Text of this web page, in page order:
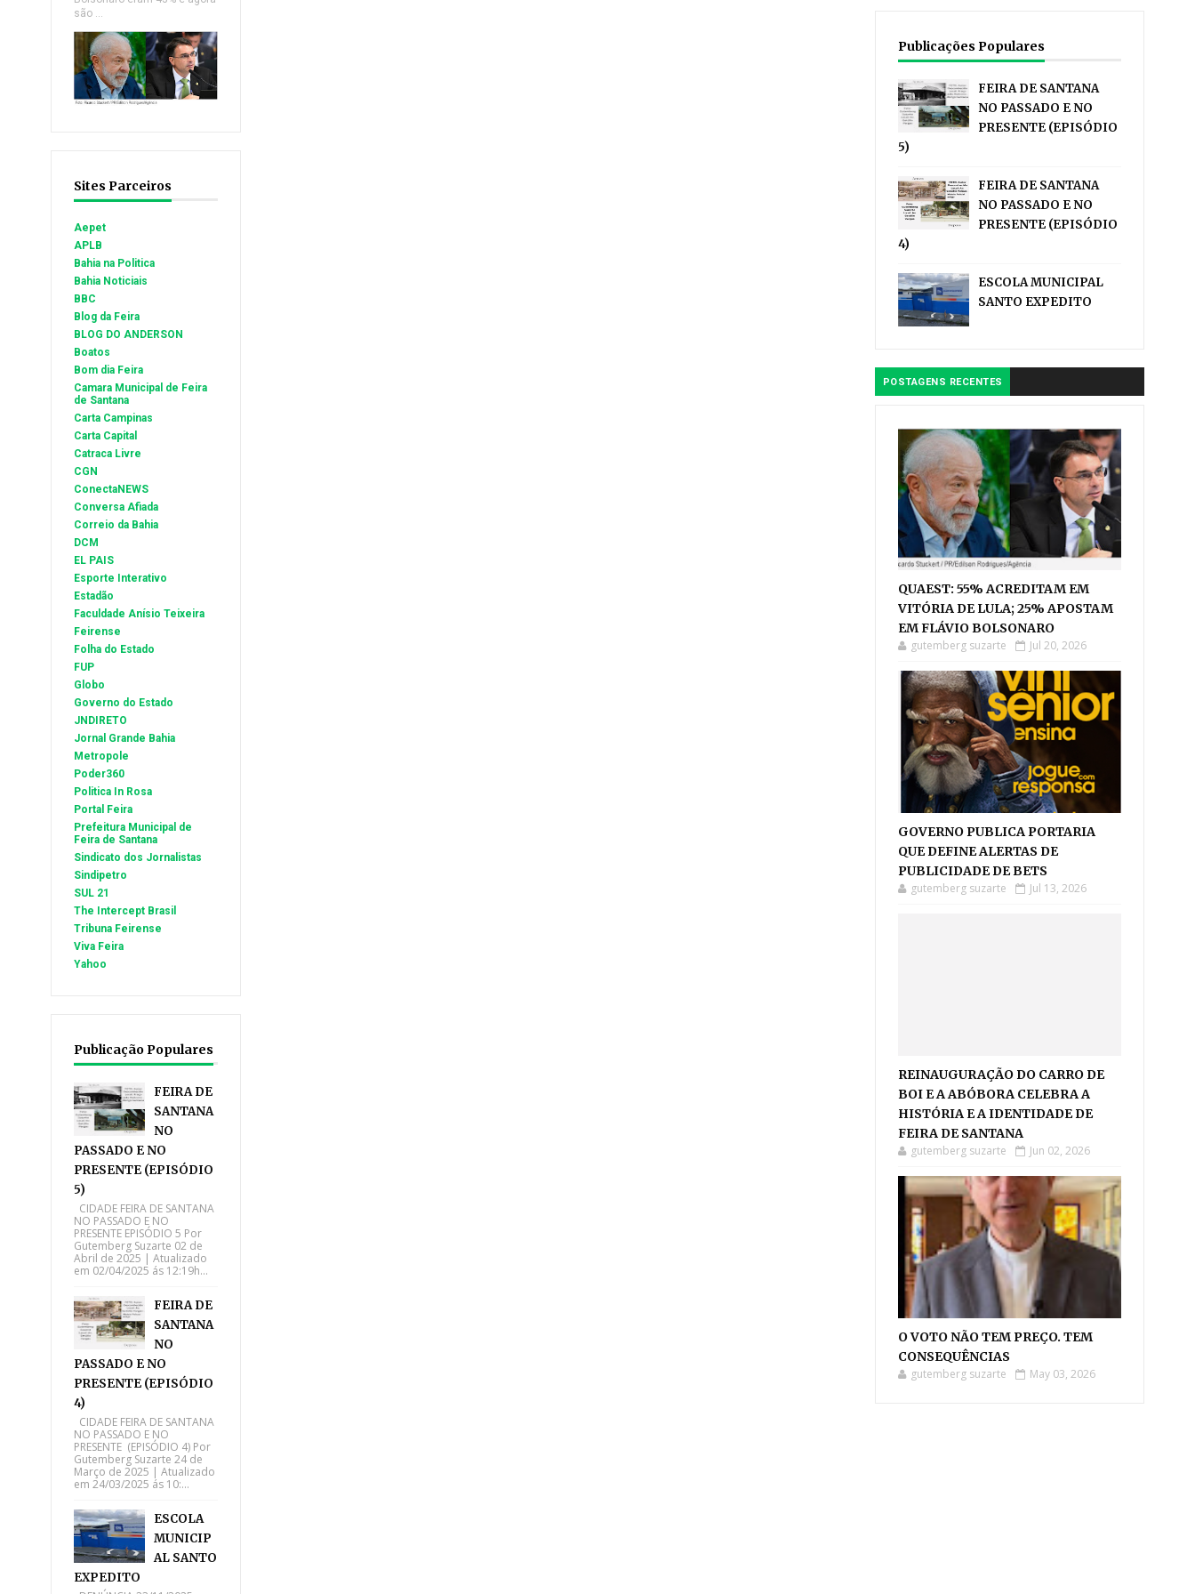
são ...
Sites Parceiros
Aepet
APLB
Bahia na Politica
Bahia Noticiais
BBC
Blog da Feira
BLOG DO ANDERSON
Boatos
Bom dia Feira
Camara Municipal de Feira
de Santana
Carta Campinas
Carta Capital
Catraca Livre
CGN
ConectaNEWS
Conversa Afiada
Correio da Bahia
DCM
EL PAIS
Esporte Interativo
Estadão
Faculdade Anísio Teixeira
Feirense
Folha do Estado
FUP
Globo
Governo do Estado
JNDIRETO
Jornal Grande Bahia
Metropole
Poder360
Politica In Rosa
Portal Feira
Prefeitura Municipal de
Feira de Santana
Sindicato dos Jornalistas
Sindipetro
SUL 21
The Intercept Brasil
Tribuna Feirense
Viva Feira
Yahoo
Publicação Populares
FEIRA DE
SANTANA
NO
PASSADO E NO
PRESENTE (EPISÓDIO
5)
CIDADE FEIRA DE SANTANA
NO PASSADO E NO
PRESENTE EPISÓDIO 5 Por
Gutemberg Suzarte 02 de
Abril de 2025 | Atualizado
em 02/04/2025 ás 12:19h...
FEIRA DE
SANTANA
NO
PASSADO E NO
PRESENTE (EPISÓDIO
4)
CIDADE FEIRA DE SANTANA
NO PASSADO E NO
PRESENTE (EPISÓDIO 4) Por
Gutemberg Suzarte 24 de
Março de 2025 | Atualizado
em 24/03/2025 ás 10:...
ESCOLA
MUNICIP
AL SANTO
EXPEDITO
Publicações Populares
FEIRA DE SANTANA
NO PASSADO E NO
PRESENTE (EPISÓDIO
5)
FEIRA DE SANTANA
NO PASSADO E NO
PRESENTE (EPISÓDIO
4)
ESCOLA MUNICIPAL
SANTO EXPEDITO
POSTAGENS RECENTES
QUAEST: 55% ACREDITAM EM
VITÓRIA DE LULA; 25% APOSTAM
EM FLÁVIO BOLSONARO
gutemberg suzarte Jul 20, 2026
GOVERNO PUBLICA PORTARIA
QUE DEFINE ALERTAS DE
PUBLICIDADE DE BETS
gutemberg suzarte Jul 13, 2026
REINAUGURAÇÃO DO CARRO DE
BOI E A ABÓBORA CELEBRA A
HISTÓRIA E A IDENTIDADE DE
FEIRA DE SANTANA
gutemberg suzarte Jun 02, 2026
O VOTO NÃO TEM PREÇO. TEM
CONSEQUÊNCIAS
gutemberg suzarte May 03, 2026